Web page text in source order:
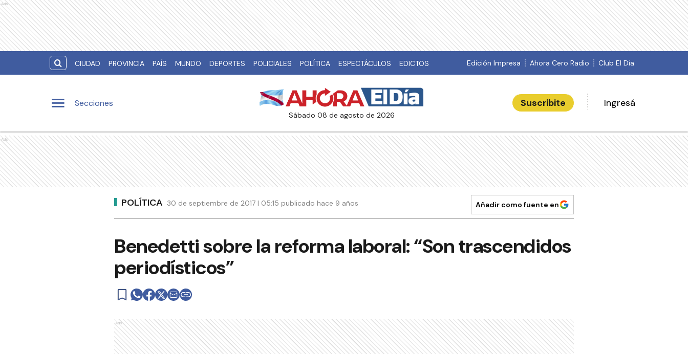
Ads
CIUDAD PROVINCIA PAÍS MUNDO DEPORTES POLICIALES POLÍTICA ESPECTÁCULOS EDICTOS Edición Impresa Ahora Cero Radio Club El Día
Secciones
sábado 08 de agosto de 2026
Suscribite Ingresá
Ads
POLÍTICA 30 de septiembre de 2017 | 05:15 publicado hace 9 años Añadir como fuente en
Benedetti sobre la reforma laboral: “Son trascendidos
periodísticos”
Ads